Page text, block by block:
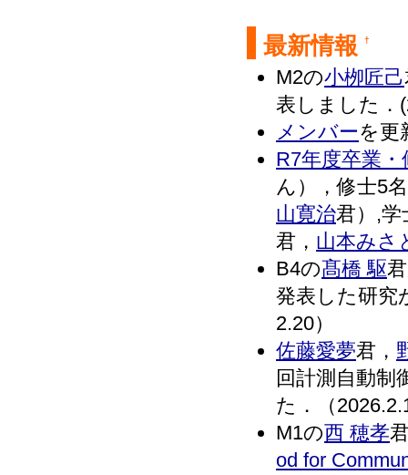
最新情報 †
M2の小栁匠己
表しました．
メンバーを更
R7年度卒業
ん），修士5
山寛治君）,学
君， 山本みさ
B4の髙橋 駆
発表した研究
2.20）
佐藤愛夢君，
回計測自動制
た．（
M1の西 穂孝
od for